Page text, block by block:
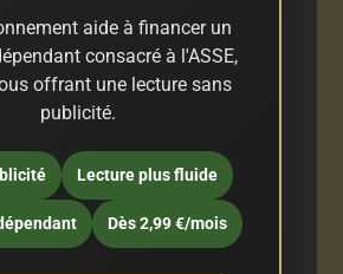
aide à financer un
consacré à l'ASSE,
offrant une lecture sans
publicité.
Lecture plus fluide
Dès 2,99 €/mois